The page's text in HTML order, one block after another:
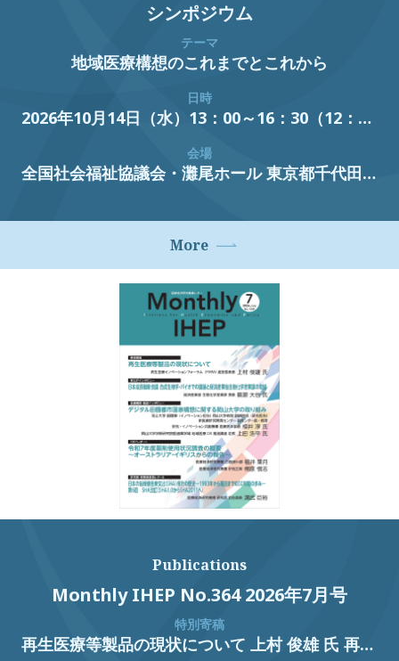
シンポジウム
テーマ
地域医療構想のこれまでとこれから
日時
2026年10月14日（水）13：00～16：30（12：30開場）
会場
全国社会福祉協議会・灘尾ホール東京都千代田区霞が関3丁目3番2号新霞が関ビル
More
Publications
Monthly IHEP No.364 2026年7月号
特別寄稿
再生医療等製品の現状について 上村 俊雄 氏 再生医療イノベーションフォーラム（FIRM）運営委員長